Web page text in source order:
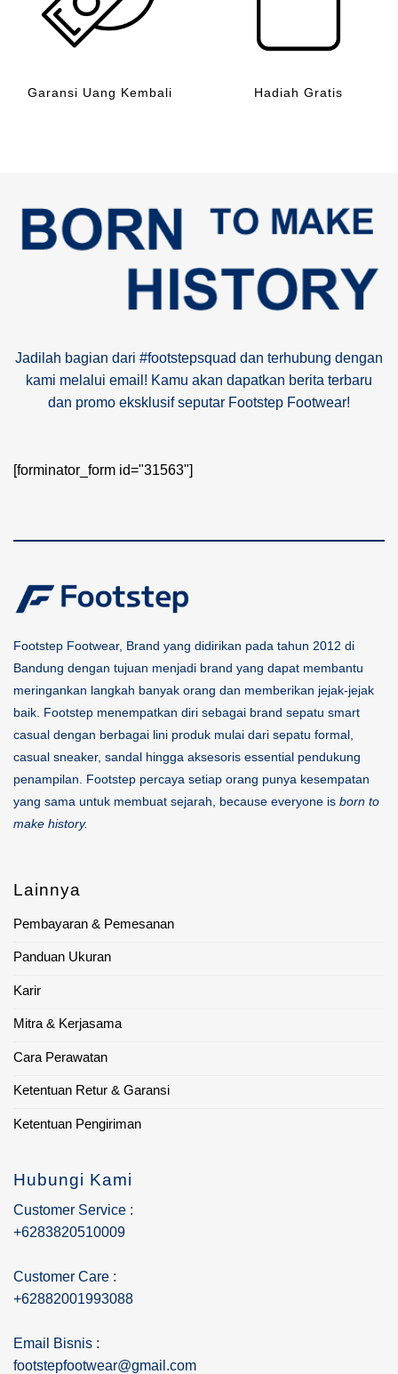
Garansi Uang Kembali Hadiah Gratis
Jadilah bagian dari #footstepsquad dan terhubung dengan
kami melalui email! Kamu akan dapatkan berita terbaru
dan promo eksklusif seputar Footstep Footwear!
[forminator_form id="31563"]
Footstep Footwear, Brand yang didirikan pada tahun 2012 di
Bandung dengan tujuan menjadi brand yang dapat membantu
meringankan langkah banyak orang dan memberikan jejak-jejak
baik. Footstep menempatkan diri sebagai brand sepatu smart
casual dengan berbagai lini produk mulai dari sepatu formal,
casual sneaker, sandal hingga aksesoris essential pendukung
penampilan. Footstep percaya setiap orang punya kesempatan
yang sama untuk membuat sejarah, because everyone is born to
make history.
Lainnya
Pembayaran & Pemesanan
Panduan Ukuran
Karir
Mitra & Kerjasama
Cara Perawatan
Ketentuan Retur & Garansi
Ketentuan Pengiriman
Hubungi Kami
Customer Service :
+6283820510009
Customer Care :
+62882001993088
Email Bisnis :
footstepfootwear@gmail.com